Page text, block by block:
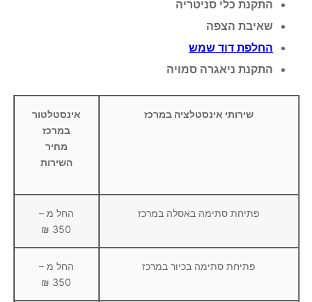
התקנת כלי סניטריה
שאיבת הצפה
החלפת דוד שמש
התקנת ניאגרה סמויה
שירותי אינסטלציה במרכז
אינסטלטור
במרכז
מחיר
השירות
פתיחת סתימה באסלה במרכז
החל מ –
350 ₪
פתיחת סתימה בכיור במרכז
החל מ –
350 ₪